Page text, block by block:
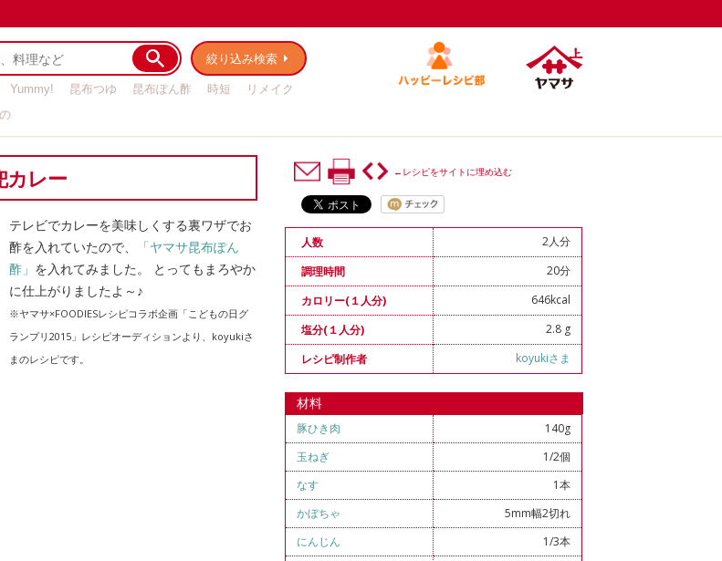
絞り込み検索
Yummy! 昆布つゆ 昆布ぽん酢 時短
リメイク
カレー
テレビでカレーを美味しくする裏ワザでお
酢を入れていたので、
「ヤマサ昆布ぽん
酢」 を入れてみました。 とってもまろやか
に仕上がりましたよ～♪
※ヤマサ×FOODIESレシピコラボ企画「こどもの日グ
ランプリ2015」レシピオーディションより、koyukiさ
まのレシピです。
←レシピをサイトに埋め込む
人数
2人分
調理時間
20分
カロリー(１人分)
646kcal
塩分(１人分)
2.8 g
レシピ制作者
koyukiさま
材料
豚ひき肉
140g
玉ねぎ
1/2個
なす
1本
かぼちゃ
5mm幅2切れ
にんじん
1/3本